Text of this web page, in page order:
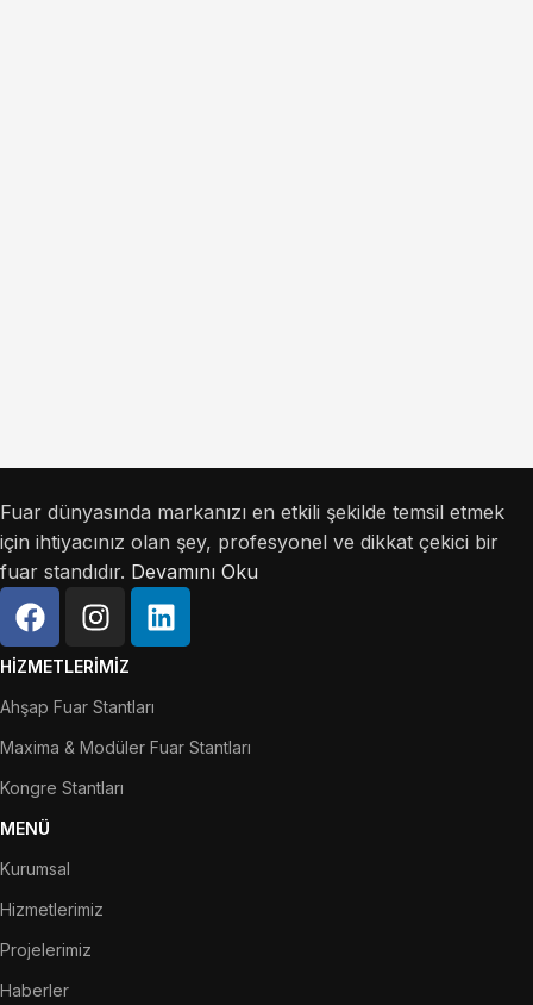
Fuar dünyasında markanızı en etkili şekilde temsil etmek
için ihtiyacınız olan şey, profesyonel ve dikkat çekici bir
fuar standıdır. Devamını Oku
HIZMETLERIMIZ
Ahşap Fuar Stantları
Maxima & Modüler Fuar Stantları
Kongre Stantları
MENÜ
Kurumsal
Hizmetlerimiz
Projelerimiz
Haberler